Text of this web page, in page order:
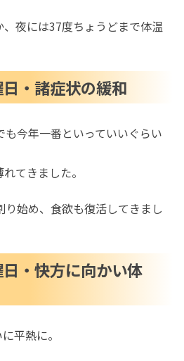
夜には37度ちょうどまで体温
日・諸症状の緩和
今年一番といっていいぐらい
てきました。
始め、食欲も復活してきまし
日・快方に向かい体
平熱に。